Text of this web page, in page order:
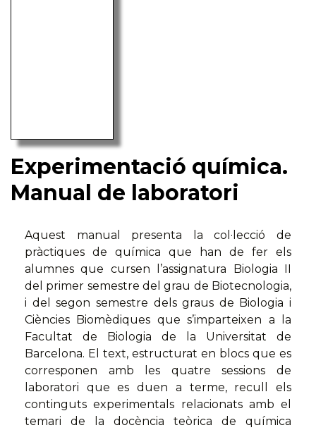
Experimentació química.
Manual de laboratori
Aquest manual presenta la col·lecció de
pràctiques de química que han de fer els
alumnes que cursen l’assignatura Biologia II
del primer semestre del grau de Biotecnologia,
i del segon semestre dels graus de Biologia i
Ciències Biomèdiques que s’imparteixen a la
Facultat de Biologia de la Universitat de
Barcelona. El text, estructurat en blocs que es
corresponen amb les quatre sessions de
laboratori que es duen a terme, recull els
continguts experimentals relacionats amb el
temari de la docència teòrica de química